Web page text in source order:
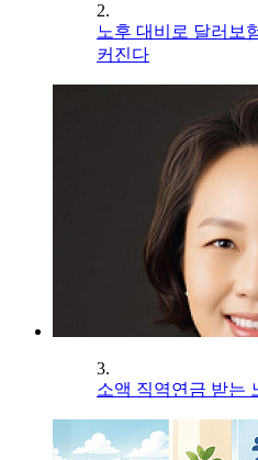
2.
노후 대비로 달러보
커진다
3.
소액 직역연금 받는